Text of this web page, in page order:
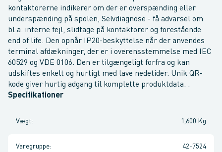
kontaktorerne indikerer om der er overspænding eller
underspænding på spolen, Selvdiagnose - få advarsel om
bl.a. interne fejl, slidtage på kontaktorer og forestående
end of life. Den opnår IP20-beskyttelse når der anvendes
terminal afdækninger, der er i overensstemmelse med IEC
60529 og VDE 0106. Den er tilgængeligt forfra og kan
udskiftes enkelt og hurtigt med lave nedetider. Unik QR-
kode giver hurtig adgang til komplette produktdata. .
Specifikationer
Vægt: 1,600 Kg
Varegruppe: 42-7524